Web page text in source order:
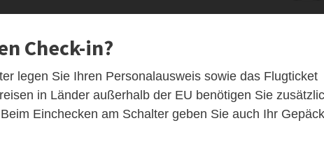
Check-in?
legen Sie Ihren Personalausweis sowie das Flugticket
in Länder außerhalb der EU benötigen Sie
Einchecken am Schalter geben Sie auch Ihr Gepäck